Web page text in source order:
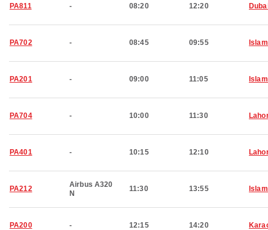
PA811 - 08:20 12:20
PA702 - 08:45 09:55
PA201 - 09:00 11:05
PA704 - 10:00 11:30
PA401 - 10:15 12:10
PA212
Airbus A320
N
11:30 13:55
PA200 - 12:15 14:20